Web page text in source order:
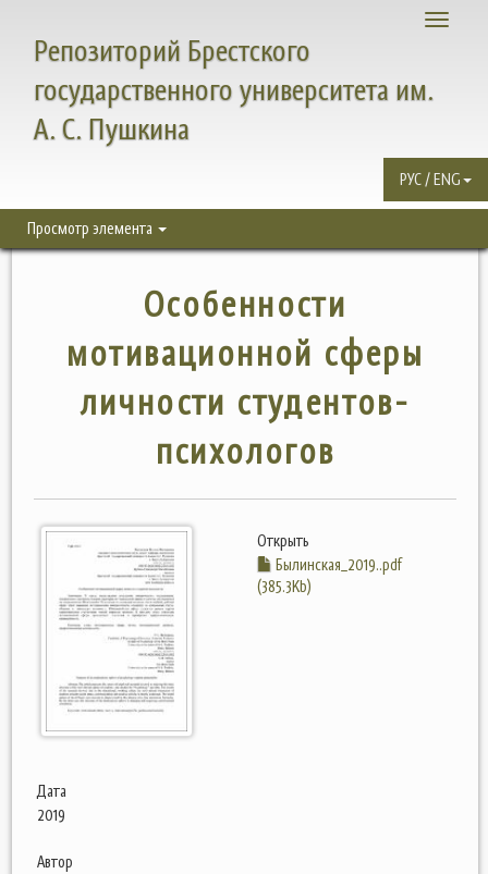
Toggle
Репозиторий Брестского
государственного университета им.
А. С. Пушкина
РУС / ENG
Просмотр элемента
Особенности
мотивационной сферы
личности студентов-
психологов
Открыть
Былинская_2019..pdf
(385.3Kb)
Дата
2019
Автор